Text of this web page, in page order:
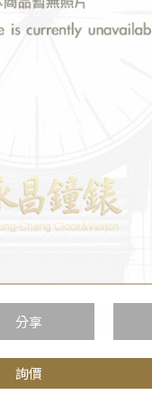
分享
詢價